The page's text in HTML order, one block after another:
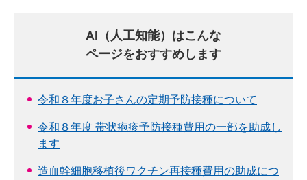
AI（人工知能）はこんな
ページをおすすめします
令和８年度お子さんの定期予防接種について
令和８年度 帯状疱疹予防接種費用の一部を助成し
ます
造血幹細胞移植後ワクチン再接種費用の助成につ